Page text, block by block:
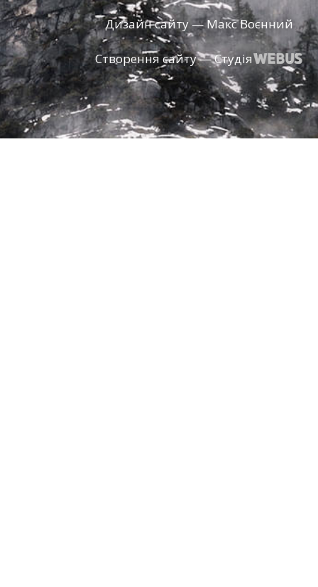
Дизайн сайту — Макс Воєнний
Створення сайту — Студія